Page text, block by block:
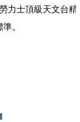
力士頂級天文台精
。